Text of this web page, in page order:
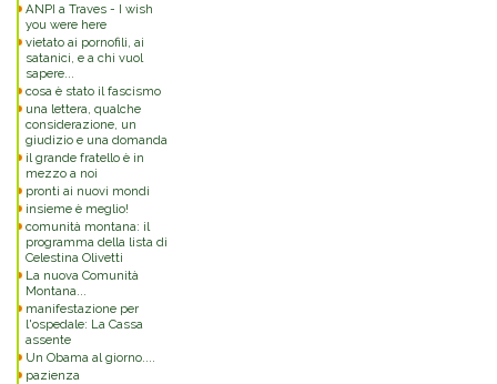
ANPI a Traves - I wish
you were here
vietato ai pornofili, ai
satanici, e a chi vuol
sapere...
cosa è stato il fascismo
una lettera, qualche
considerazione, un
giudizio e una domanda
il grande fratello è in
mezzo a noi
pronti ai nuovi mondi
insieme è meglio!
comunità montana: il
programma della lista di
Celestina Olivetti
La nuova Comunità
Montana...
manifestazione per
l'ospedale: La Cassa
assente
Un Obama al giorno....
pazienza